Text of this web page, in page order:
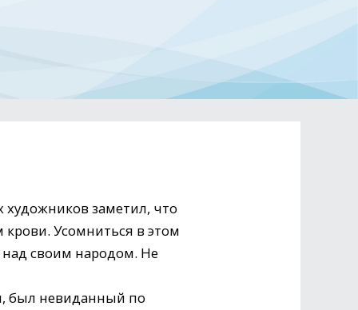
заметил, что
крови. Усомниться в этом
своим народом. Не
был невиданный по